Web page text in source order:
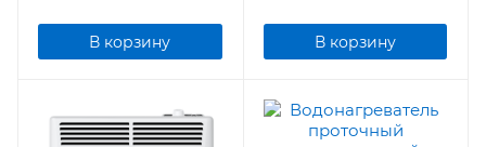
В корзину В корзину